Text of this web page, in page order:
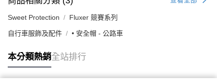
Sweet Protection Fluxer 競賽系列
自行車服飾及配件 • 安全帽 - 公路車
本分類熱銷全站排行